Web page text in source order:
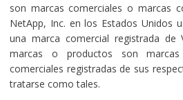
son marcas comerciales o marcas
NetApp, Inc. en los Estados Unidos
una marca comercial registrada de
marcas o productos son
comerciales registradas de sus
tratarse como tales.